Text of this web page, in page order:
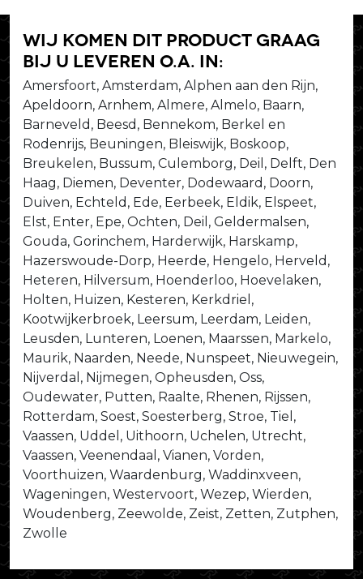
Wij komen dit product graag
bij u leveren o.a. in:
Amersfoort, Amsterdam, Alphen aan den Rijn,
Apeldoorn, Arnhem, Almere, Almelo, Baarn,
Barneveld, Beesd, Bennekom, Berkel en
Rodenrijs, Beuningen, Bleiswijk, Boskoop,
Breukelen, Bussum, Culemborg, Deil, Delft, Den
Haag, Diemen, Deventer, Dodewaard, Doorn,
Duiven, Echteld, Ede, Eerbeek, Eldik, Elspeet,
Elst, Enter, Epe, Ochten, Deil, Geldermalsen,
Gouda, Gorinchem, Harderwijk, Harskamp,
Hazerswoude-Dorp, Heerde, Hengelo, Herveld,
Heteren, Hilversum, Hoenderloo, Hoevelaken,
Holten, Huizen, Kesteren, Kerkdriel,
Kootwijkerbroek, Leersum, Leerdam, Leiden,
Leusden, Lunteren, Loenen, Maarssen, Markelo,
Maurik, Naarden, Neede, Nunspeet, Nieuwegein,
Nijverdal, Nijmegen, Opheusden, Oss,
Oudewater, Putten, Raalte, Rhenen, Rijssen,
Rotterdam, Soest, Soesterberg, Stroe, Tiel,
Vaassen, Uddel, Uithoorn, Uchelen, Utrecht,
Vaassen, Veenendaal, Vianen, Vorden,
Voorthuizen, Waardenburg, Waddinxveen,
Wageningen, Westervoort, Wezep, Wierden,
Woudenberg, Zeewolde, Zeist, Zetten, Zutphen,
Zwolle